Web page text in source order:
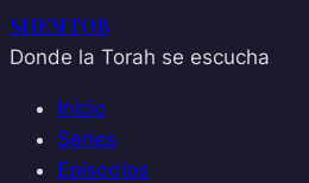
SHEMTOB
Donde la Torah se escucha
Inicio
Series
Episodios